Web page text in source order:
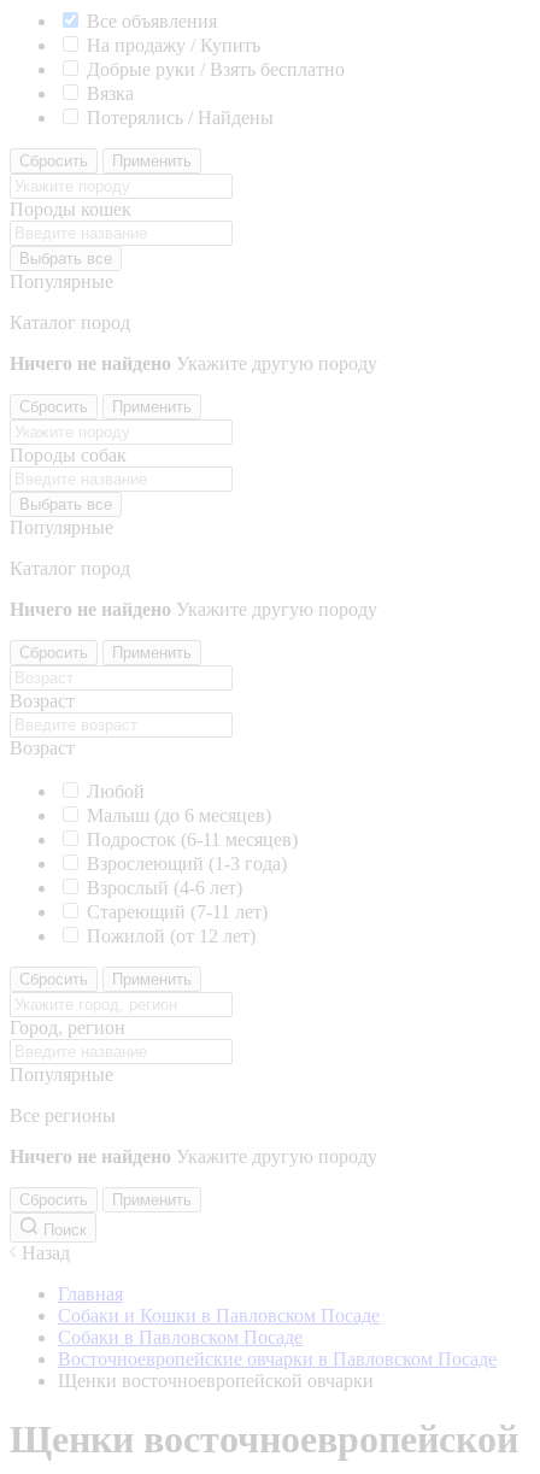
Все объявления
На продажу / Купить
Добрые руки / Взять бесплатно
Вязка
Потерялись / Найдены
Сбросить Применить
Породы кошек
Выбрать все
Популярные
Каталог пород
Ничего не найдено Укажите другую породу
Сбросить Применить
Породы собак
Выбрать все
Популярные
Каталог пород
Ничего не найдено Укажите другую породу
Сбросить Применить
Возраст
Возраст
Любой
Малыш (до 6 месяцев)
Подросток (6-11 месяцев)
Взрослеющий (1-3 года)
Взрослый (4-6 лет)
Стареющий (7-11 лет)
Пожилой (от 12 лет)
Сбросить Применить
Город, регион
Популярные
Все регионы
Ничего не найдено Укажите другую породу
Сбросить
Применить
Поиск
Назад
Главная
Собаки и Кошки в Павловском Посаде
Собаки в Павловском Посаде
Восточноевропейские овчарки в Павловском Посаде
Щенки восточноевропейской овчарки
Щенки восточноевропейской